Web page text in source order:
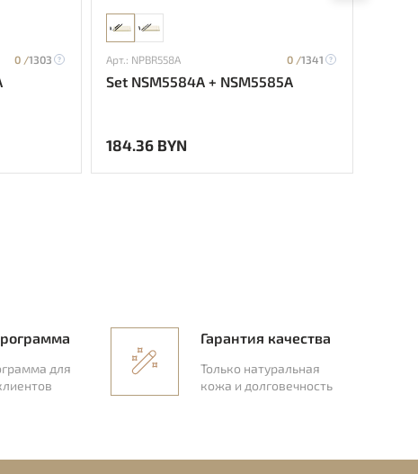
0 /1303 Арт.: NPBR558A 0 /1341
Set NSM5584A + NSM5585A
184.36 BYN
для
Гарантия качества
Только натуральная
кожа и долговечность